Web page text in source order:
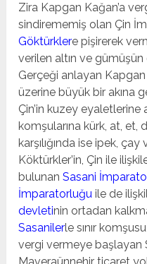
Zira Kapgan Kağan’a
sindirememiş olan Çin
Göktürklere pişirerek
verilen altın ve
Gerçeği anlayan
üzerine büyük bir akına
Çin’in kuzey eyaletlerine
komşularına kürk, at, et,
karşılığında ise ipek, çay
Köktürkler’in, Çin ile
bulunanSasani
İmparatorluğu ile de
devletinin ortadan
Sasanilerle sınır
vergi vermeye başlayan